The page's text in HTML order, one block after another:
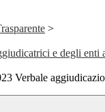
>
e degli enti
Verbale